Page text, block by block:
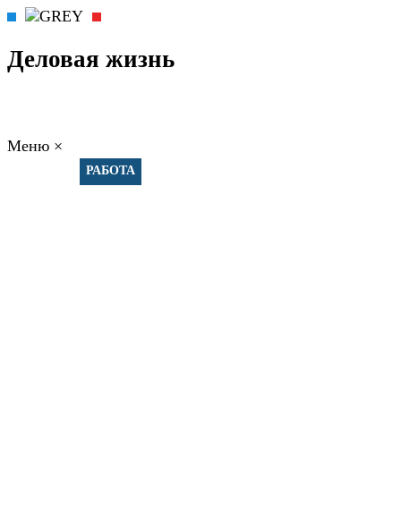
Деловая жизнь
Меню ×
РАБОТА